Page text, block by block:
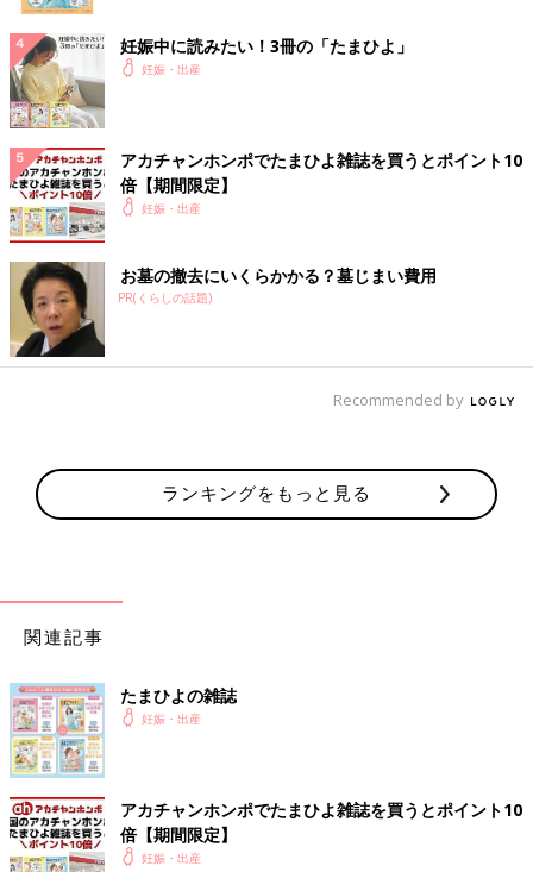
妊娠中に読みたい！3冊の「たまひよ」
妊娠・出産
アカチャンホンポでたまひよ雑誌を買うとポイント10
倍【期間限定】
妊娠・出産
お墓の撤去にいくらかかる？墓じまい費用
PR(くらしの話題)
Recommended by
ランキングをもっと見る
関連記事
たまひよの雑誌
妊娠・出産
アカチャンホンポでたまひよ雑誌を買うとポイント10
倍【期間限定】
妊娠・出産